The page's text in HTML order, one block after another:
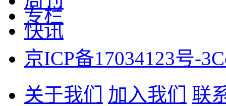
专栏
快讯
京ICP备17034123号-3
关于我们
加入我们 联